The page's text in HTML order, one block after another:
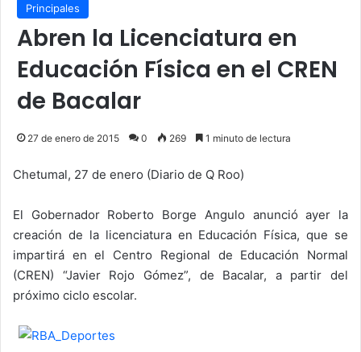
Principales
Abren la Licenciatura en
Educación Física en el CREN
de Bacalar
27 de enero de 2015 0 269 1 minuto de lectura
Chetumal, 27 de enero (Diario de Q Roo)
El Gobernador Roberto Borge Angulo anunció ayer la
creación de la licenciatura en Educación Física, que se
impartirá en el Centro Regional de Educación Normal
(CREN) “Javier Rojo Gómez”, de Bacalar, a partir del
próximo ciclo escolar.